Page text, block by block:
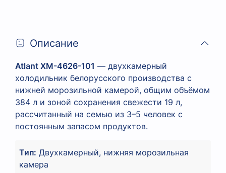
Описание
Atlant XM-4626-101 — двухкамерный
холодильник белорусского производства с
нижней морозильной камерой, общим объёмом
384 л и зоной сохранения свежести 19 л,
рассчитанный на семью из 3–5 человек с
постоянным запасом продуктов.
Тип: Двухкамерный, нижняя морозильная
камера